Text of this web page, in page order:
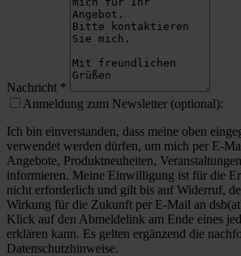
Nachricht *
Anmeldung zum Newsletter (optional):
Ich bin einverstanden, dass meine oben
verwendet werden dürfen, um mich per E-
Angebote, Produktneuheiten,
informieren. Meine Einwilligung ist für die
nicht erforderlich und gilt bis auf Widerruf,
Wirkung für die Zukunft per E-Mail an
Klick auf den Abmeldelink am Ende eines
erklären kann. Es gelten ergänzend die
Datenschutzhinweise.